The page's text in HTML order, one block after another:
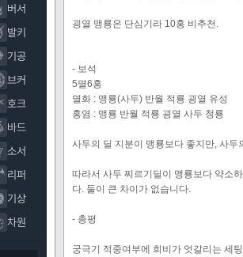
버서
발키
기공
브커
호크
바드
소서
리퍼
기상
차원
굉열 맹룡은 단심기라 10홍 비추천.
- 보석
5멸6홍
멸화 : 맹룡(사두) 반월 적룡 굉열 유성
홍염 : 맹룡 반월 적룡 굉열 사두 청룡
사두의 딜 지분이 맹룡보다 좋지만, 사
따라서 사두 찌르기딜이 맹룡보다 약소
다. 둘이 큰 차이가 없습니다.
- 총평
궁극기 적중여부에 희비가 엇갈리는 세